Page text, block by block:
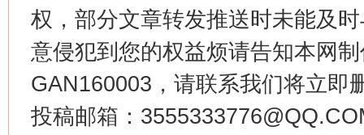
权，部分文章转发推送时未能及
意侵犯到您的权益烦请告知本网
GAN160003，请联系我们将立即
投稿邮箱：